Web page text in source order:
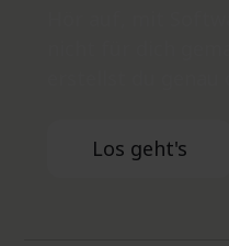
Los geht's